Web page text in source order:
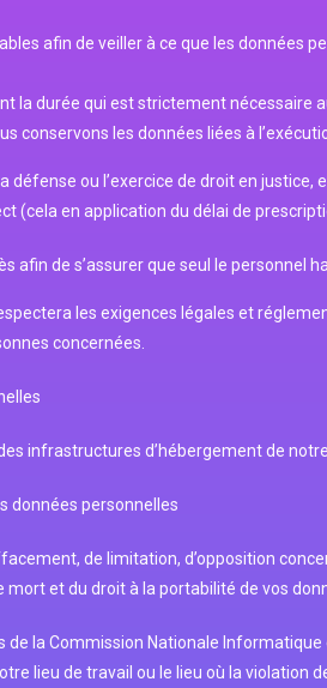
afin de veiller à ce que les données
la durée qui est strictement
conservons les données liées à
ou l’exercice de droit en
(cela en application du délai de
afin de s’assurer que seul le personnel
les exigences légales et
concernées.
infrastructures d’hébergement de
données personnelles
de limitation, d’opposition
et du droit à la portabilité de vos
de la Commission Nationale
lieu de travail ou le lieu où la violation